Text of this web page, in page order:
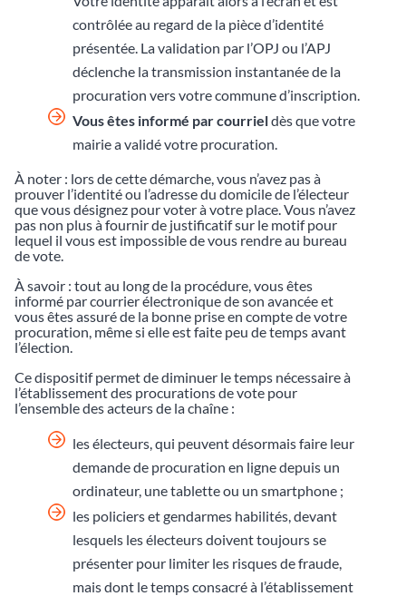
contrôlée au regard de la pièce d’identité
présentée. La validation par l’OPJ ou l’APJ
déclenche la transmission instantanée de la
procuration vers votre commune d’inscription.
Vous êtes informé par courrieldès que votre
mairie a validé votre procuration.
À noter : lors de cette démarche, vous n’avez pas à
prouver l’identité ou l’adresse du domicile de l’électeur
que vous désignez pour voter à votre place. Vous n’avez
pas non plus à fournir de justificatif sur le motif pour
lequel il vous est impossible de vous rendre au bureau
de vote.
À savoir : tout au long de la procédure, vous êtes
informé par courrier électronique de son avancée et
vous êtes assuré de la bonne prise en compte de votre
procuration, même si elle est faite peu de temps avant
l’élection.
Ce dispositif permet de diminuer le temps nécessaire à
l’établissement des procurations de vote pour
l’ensemble des acteurs de la chaîne :
les électeurs, qui peuvent désormais faire leur
demande de procuration en ligne depuis un
ordinateur, une tablette ou un smartphone ;
les policiers et gendarmes habilités, devant
lesquels les électeurs doivent toujours se
présenter pour limiter les risques de fraude,
mais dont le temps consacré à l’établissement